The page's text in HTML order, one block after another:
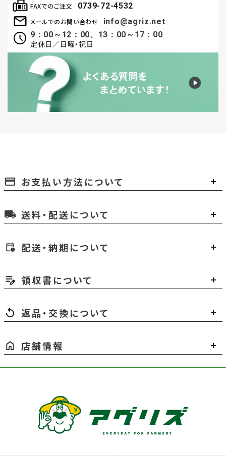
メールでのお問い合わせ
info@agriz.net
9：00～12：00、13：00～17：00
定休日／日曜・祝日
FAXでのご注文 0739-72-4532
payment お支払い方法について
local_shipping 送料・配送について
配送・納期について
領収書について
返品・交換について
店舗情報